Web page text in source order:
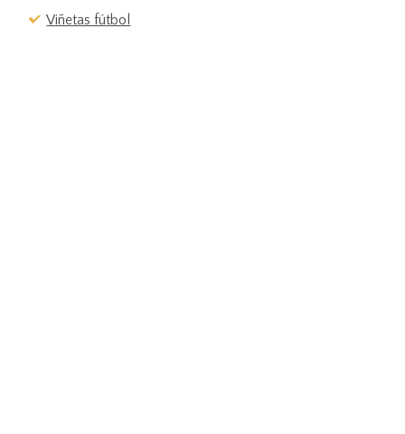
Viñetas fútbol